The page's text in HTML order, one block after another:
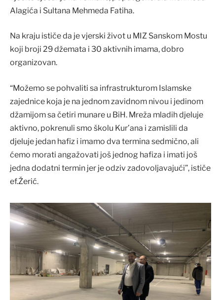
Alagića i Sultana Mehmeda Fatiha.
Na kraju ističe da je vjerski život u MIZ Sanskom Mostu
koji broji 29 džemata i 30 aktivnih imama, dobro
organizovan.
“Možemo se pohvaliti sa infrastrukturom Islamske
zajednice koja je na jednom zavidnom nivou i jedinom
džamijom sa četiri munare u BiH. Mreža mladih djeluje
aktivno, pokrenuli smo školu Kur’ana i zamislili da
djeluje jedan hafiz i imamo dva termina sedmično, ali
ćemo morati angažovati još jednog hafiza i imati još
jedna dodatni termin jer je odziv zadovoljavajući”, ističe
ef.Žerić.